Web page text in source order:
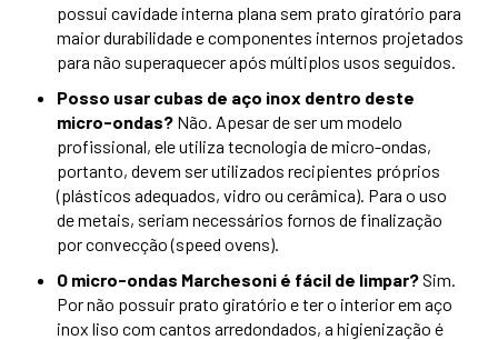
possui cavidade interna plana sem prato giratório para
maior durabilidade e componentes internos projetados
para não superaquecer após múltiplos usos seguidos.
Posso usar cubas de aço inox dentro deste
micro-ondas? Não. Apesar de ser um modelo
profissional, ele utiliza tecnologia de micro-ondas,
portanto, devem ser utilizados recipientes próprios
(plásticos adequados, vidro ou cerâmica). Para o uso
de metais, seriam necessários fornos de finalização
por convecção (speed ovens).
O micro-ondas Marchesoni é fácil de limpar?Sim.
Por não possuir prato giratório e ter o interior em aço
inox liso com cantos arredondados, a higienização é